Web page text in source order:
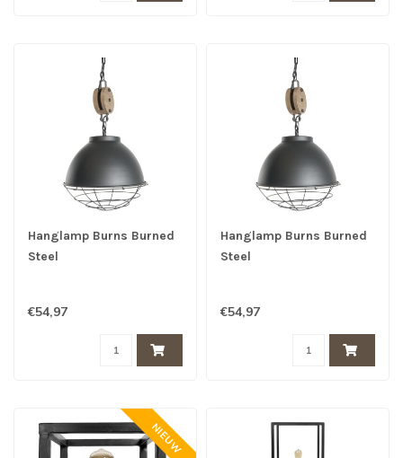
Hanglamp Burns Burned
Steel
€54,97
Hanglamp Burns Burned
Steel
€54,97
NIEUW